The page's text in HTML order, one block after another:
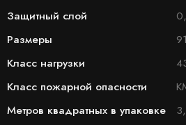
Защитный слой
Размеры
Класс нагрузки
Класс пожарной опасности
Метров квадратных в упаковке